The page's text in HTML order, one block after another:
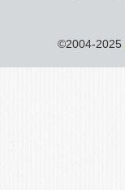
©2004-2025